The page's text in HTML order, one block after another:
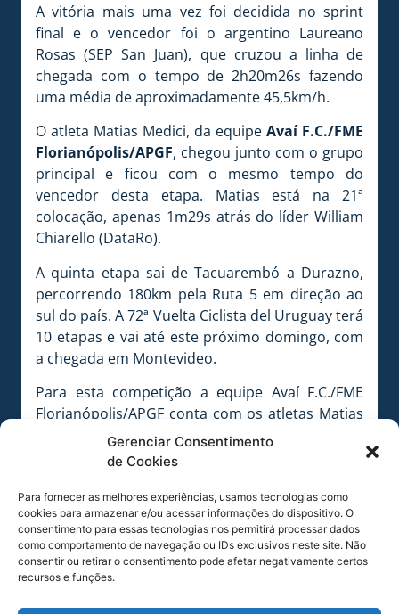
Gerenciar Consentimento
de Cookies
Para fornecer as melhores experiências, usamos tecnologias como
cookies para armazenar e/ou acessar informações do dispositivo. O
consentimento para essas tecnologias nos permitirá processar dados
como comportamento de navegação ou IDs exclusivos neste site. Não
consentir ou retirar o consentimento pode afetar negativamente certos
recursos e funções.
A vitória mais uma vez foi decidida no sprint
final e o vencedor foi o argentino Laureano
Rosas (SEP San Juan), que cruzou a linha de
chegada com o tempo de 2h20m26s fazendo
uma média de aproximadamente 45,5km/h.
O atleta Matias Medici, da equipe Avaí F.C./FME
Florianópolis/APGF, chegou junto com o grupo
principal e ficou com o mesmo tempo do
vencedor desta etapa. Matias está na 21ª
colocação, apenas 1m29s atrás do líder William
Chiarello (DataRo).
A quinta etapa sai de Tacuarembó a Durazno,
percorrendo 180km pela Ruta 5 em direção ao
sul do país. A 72ª Vuelta Ciclista del Uruguay terá
10 etapas e vai até este próximo domingo, com
a chegada em Montevideo.
Para esta competição a equipe Avaí F.C./FME
Florianópolis/APGF conta com os atletas Matias
Medici, Gilberto de Veiga Gois, Everson de Assis
Camilo, Edson Luiz de Resende e Eduardo Pini,
o apoio da equipe técnica formada por:
Francisco ‘Chicão’ Severiano (dirigente), Matheus
Valter da Silva (mecânico) e Vinícius Leyser da
Rosa (repórter).